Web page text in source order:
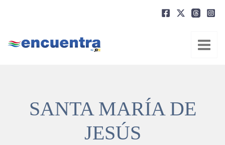
SANTA MARÍA DE
JESÚS